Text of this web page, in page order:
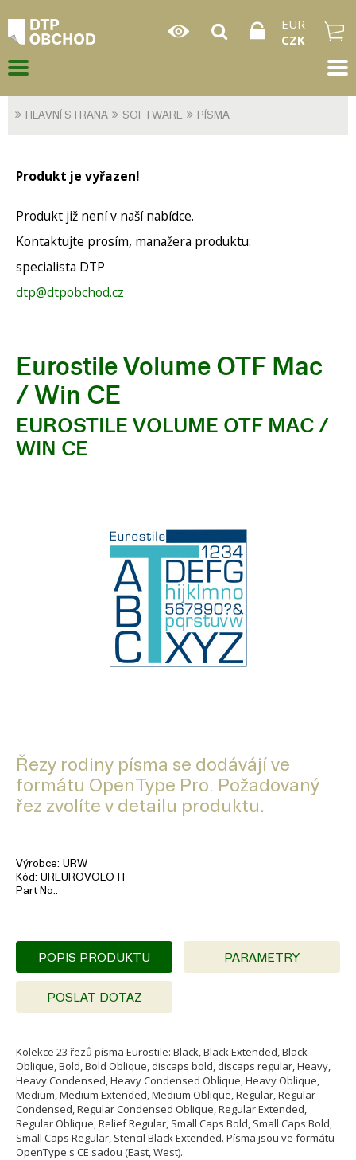
EUR
CZK
HLAVNÍ STRANA SOFTWARE PÍSMA
Produkt je vyřazen!
Produkt již není v naší nabídce.
Kontaktujte prosím, manažera produktu:
specialista DTP
dtp@dtpobchod.cz
Eurostile Volume OTF Mac
/ Win CE
EUROSTILE VOLUME OTF MAC /
WIN CE
Řezy rodiny písma se dodávájí ve
formátu OpenType Pro. Požadovaný
řez zvolíte v detailu produktu.
Výrobce URW
Kód UREUROVOLOTF
Part No.
POPIS PRODUKTU PARAMETRY
POSLAT DOTAZ
Kolekce 23 řezů písma Eurostile: Black, Black Extended, Black
Oblique, Bold, Bold Oblique, discaps bold, discaps regular, Heavy,
Heavy Condensed, Heavy Condensed Oblique, Heavy Oblique,
Medium, Medium Extended, Medium Oblique, Regular, Regular
Condensed, Regular Condensed Oblique, Regular Extended,
Regular Oblique, Relief Regular, Small Caps Bold, Small Caps Bold,
Small Caps Regular, Stencil Black Extended. Písma jsou ve formátu
OpenType s CE sadou (East, West).